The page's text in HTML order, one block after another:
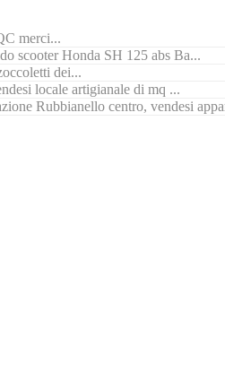
merci...
scooter Honda SH 125 abs Ba...
dei...
locale artigianale di mq ...
Rubbianello centro, vendesi